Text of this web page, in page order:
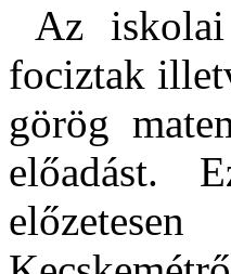
Az
fociztak
görög
előadást.